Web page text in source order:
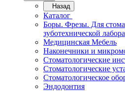
Назад
Каталог
Боры. Фрезы. Для
зуботехнической
Медицинская Мебель
Наконечники и
Стоматологические
Стоматологические
Стоматологическое
Эндодонтия